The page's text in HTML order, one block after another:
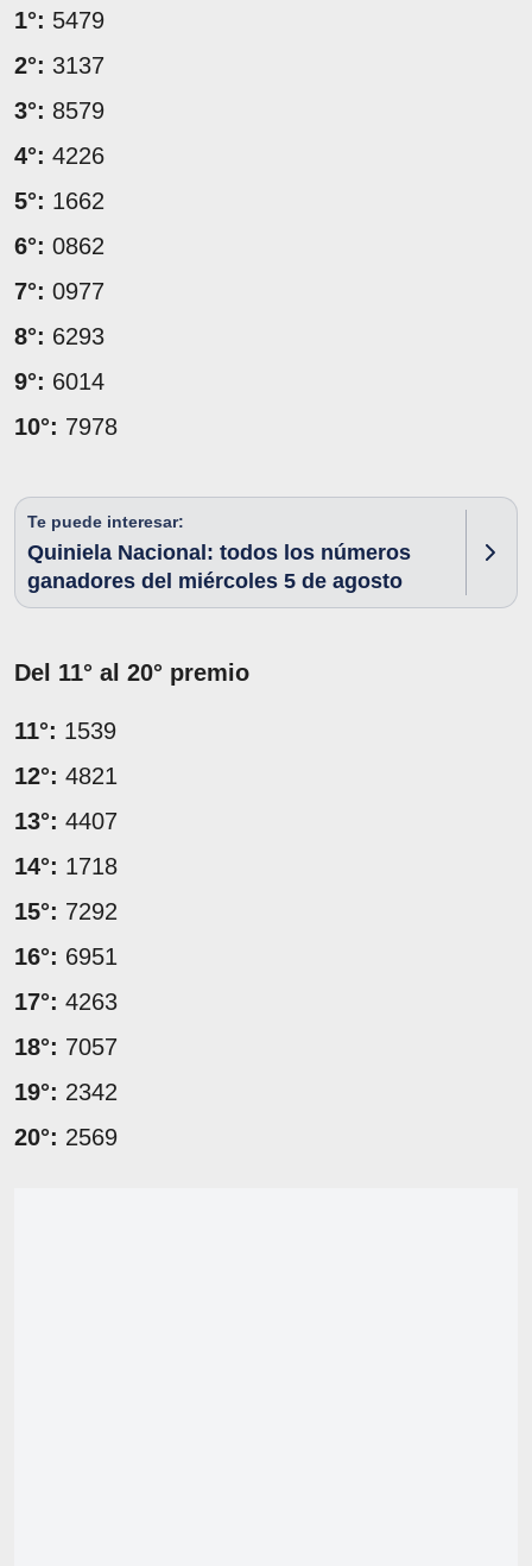
1°: 5479
2°: 3137
3°: 8579
4°: 4226
5°: 1662
6°: 0862
7°: 0977
8°: 6293
9°: 6014
10°: 7978
Te puede interesar:
Quiniela Nacional: todos los números
ganadores del miércoles 5 de agosto
Del 11° al 20° premio
11°: 1539
12°: 4821
13°: 4407
14°: 1718
15°: 7292
16°: 6951
17°: 4263
18°: 7057
19°: 2342
20°: 2569